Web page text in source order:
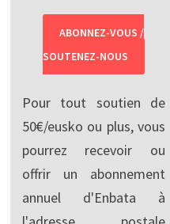
ABONNEZ-VOUS /
SOUTENEZ-NOUS
Pour tout soutien de
50€/eusko ou plus, vous
pourrez recevoir ou
offrir un abonnement
annuel d'Enbata à